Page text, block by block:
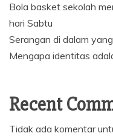
Bola basket sekolah
hari Sabtu
Serangan di dalam
Mengapa identitas
Recent
Tidak ada komentar